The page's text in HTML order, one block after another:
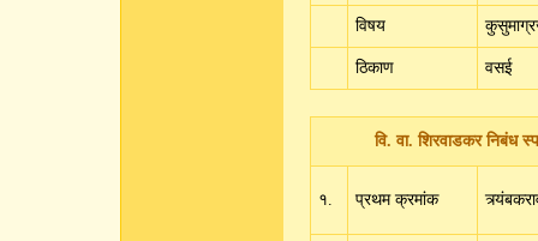
विषय
ठिकाण वसई
वि. वा. शिरवाडकर निबंध
१. प्रथम क्रमांक